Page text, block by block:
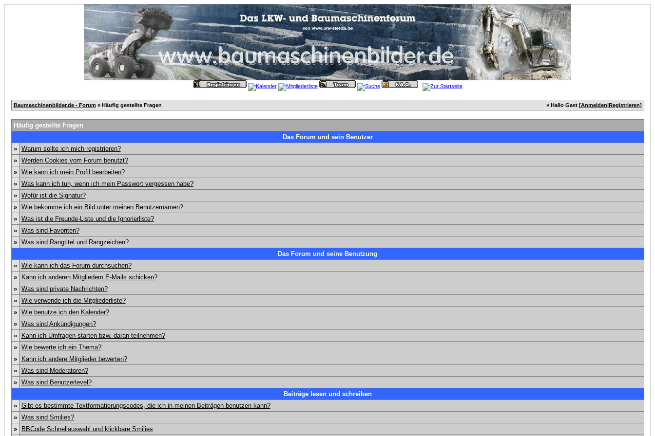
Baumaschinenbilder.de - Forum » Häufig gestellte Fragen » Hallo Gast [Anmelden|Registrieren]
Häufig gestellte Fragen
Das Forum und sein Benutzer
»
Warum sollte ich mich registrieren?
»
Werden Cookies vom Forum benutzt?
»
Wie kann ich mein Profil bearbeiten?
»
Was kann ich tun, wenn ich mein Passwort vergessen habe?
»
Wofür ist die Signatur?
»
Wie bekomme ich ein Bild unter meinen Benutzernamen?
»
Was ist die Freunde-Liste und die Ignorierliste?
»
Was sind Favoriten?
»
Was sind Rangtitel und Rangzeichen?
Das Forum und seine Benutzung
»
Wie kann ich das Forum durchsuchen?
»
Kann ich anderen Mitgliedern E-Mails schicken?
»
Was sind private Nachrichten?
»
Wie verwende ich die Mitgliederliste?
»
Wie benutze ich den Kalender?
»
Was sind Ankündigungen?
»
Kann ich Umfragen starten bzw. daran teilnehmen?
»
Wie bewerte ich ein Thema?
»
Kann ich andere Mitglieder bewerten?
»
Was sind Moderatoren?
»
Was sind Benutzerlevel?
Beiträge lesen und schreiben
»
Gibt es bestimmte Textformatierungscodes, die ich in meinen Beiträgen benutzen kann?
»
Was sind Smilies?
»
BBCode Schnellauswahl und klickbare Smilies